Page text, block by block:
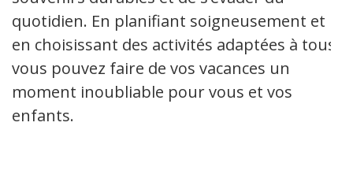
quotidien. En planifiant soigneusement et
en choisissant des activités adaptées à tous,
vous pouvez faire de vos vacances un
moment inoubliable pour vous et vos
enfants.